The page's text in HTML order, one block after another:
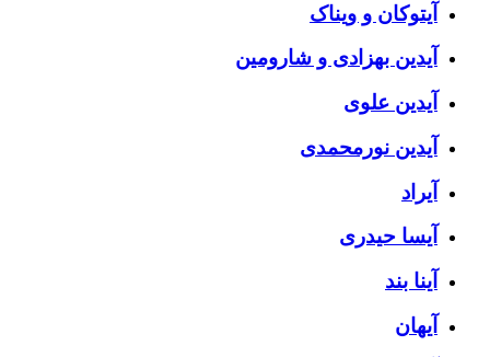
آیتوکان و ویناک
آیدین بهزادی و شارومین
آیدین علوی
آیدین نورمحمدی
آیراد
آیسا حیدری
آینا بند
آیهان